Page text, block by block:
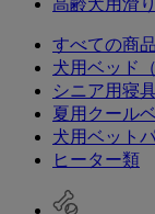
すべての商品
犬用ベッド
シニア用寝
夏用クール
犬用ベット
ヒーター類